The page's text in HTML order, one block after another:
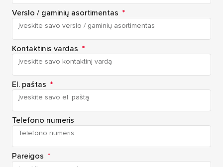
Verslo / gaminių asortimentas *
Kontaktinis vardas *
El. paštas *
Telefono numeris
Pareigos *